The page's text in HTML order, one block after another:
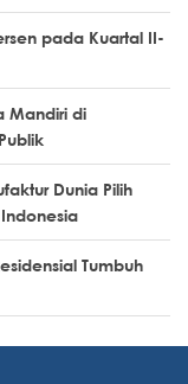
pada Kuartal II-
Mandiri di
Dunia Pilih
Tumbuh